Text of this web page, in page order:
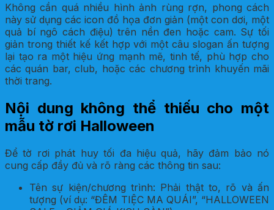
Không cần quá nhiều hình ảnh rùng rợn, phong cách
này sử dụng các icon đồ họa đơn giản (một con dơi, một
quả bí ngô cách điệu) trên nền đen hoặc cam. Sự tối
giản trong thiết kế kết hợp với một câu slogan ấn tượng
lại tạo ra một hiệu ứng mạnh mẽ, tinh tế, phù hợp cho
các quán bar, club, hoặc các chương trình khuyến mãi
thời trang.
Nội dung không thể thiếu cho một
mẫu tờ rơi Halloween
Để tờ rơi phát huy tối đa hiệu quả, hãy đảm bảo nó
cung cấp đầy đủ và rõ ràng các thông tin sau:
Tên sự kiện/chương trình: Phải thật to, rõ và ấn
tượng (ví dụ: “ĐÊM TIỆC MA QUÁI”, “HALLOWEEN